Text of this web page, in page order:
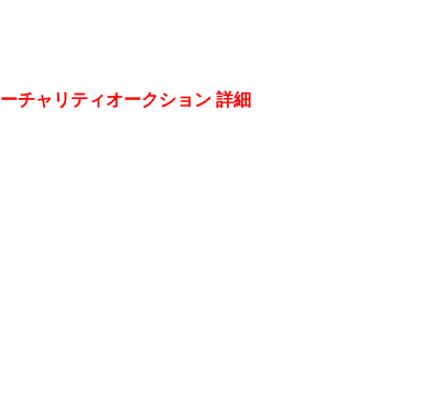
チャリティオークション 詳細